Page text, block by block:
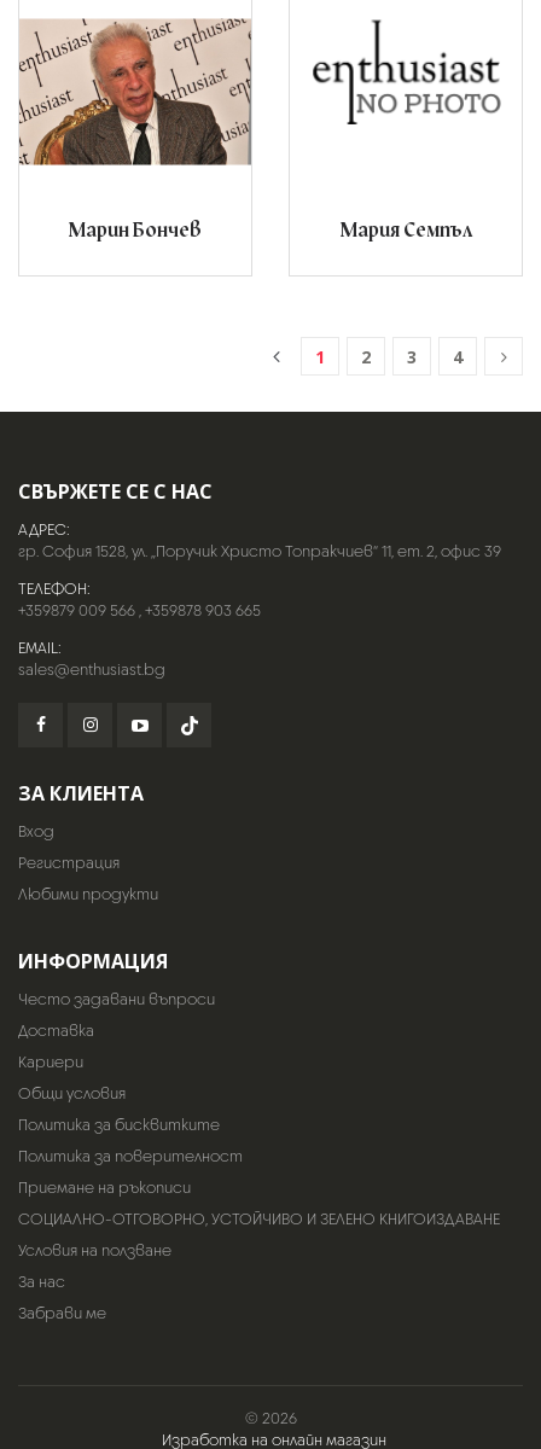
Марин Бончев Мария Семпъл
1 2 3 4
СВЪРЖЕТЕ СЕ С НАС
АДРЕС:
гр. София 1528, ул. „Поручик Христо Топракчиев“ 11, ет. 2, офис 39
ТЕЛЕФОН:
+359879 009 566,+359878 903 665
EMAIL:
sales@enthusiast.bg
ЗА КЛИЕНТА
Вход
Регистрация
Любими продукти
ИНФОРМАЦИЯ
Често задавани въпроси
Доставка
Кариери
Общи условия
Политика за бисквитките
Политика за поверителност
Приемане на ръкописи
СОЦИАЛНО-ОТГОВОРНО, УСТОЙЧИВО И ЗЕЛЕНО КНИГОИЗДАВАНЕ
Условия на ползване
За нас
Забрави ме
© 2026
Изработка на онлайн магазин